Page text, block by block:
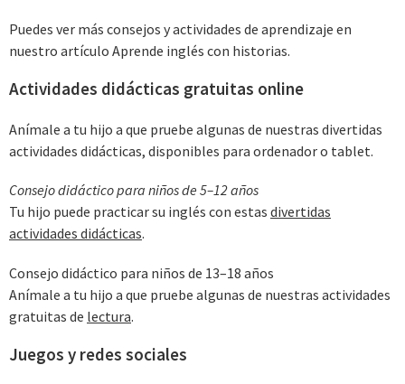
Puedes ver más consejos y actividades de aprendizaje en
nuestro artículo Aprende inglés con historias.
Actividades didácticas gratuitas online
Anímale a tu hijo a que pruebe algunas de nuestras divertidas
actividades didácticas, disponibles para ordenador o tablet.
Consejo didáctico para niños de 5–12 años
Tu hijo puede practicar su inglés con estas divertidas
actividades didácticas.
Consejo didáctico para niños de 13–18 años
Anímale a tu hijo a que pruebe algunas de nuestras actividades
gratuitas de lectura.
Juegos y redes sociales